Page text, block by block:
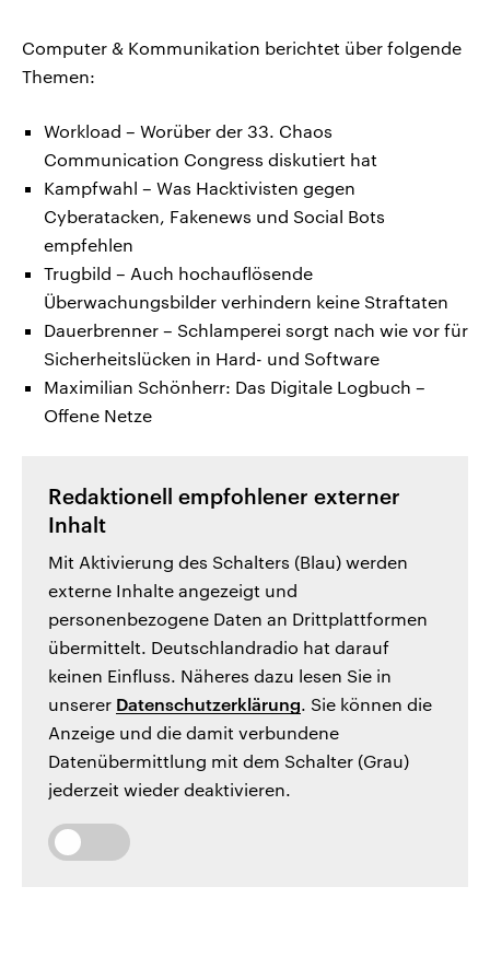
Computer & Kommunikation berichtet über folgende
Themen:
Workload – Worüber der 33. Chaos
Communication Congress diskutiert hat
Kampfwahl – Was Hacktivisten gegen
Cyberatacken, Fakenews und Social Bots
empfehlen
Trugbild – Auch hochauflösende
Überwachungsbilder verhindern keine Straftaten
Dauerbrenner – Schlamperei sorgt nach wie vor für
Sicherheitslücken in Hard- und Software
Maximilian Schönherr: Das Digitale Logbuch –
Offene Netze
Redaktionell empfohlener externer
Inhalt
Mit Aktivierung des Schalters (Blau) werden
externe Inhalte angezeigt und
personenbezogene Daten an Drittplattformen
übermittelt. Deutschlandradio hat darauf
keinen Einfluss. Näheres dazu lesen Sie in
unserer Datenschutzerklärung. Sie können die
Anzeige und die damit verbundene
Datenübermittlung mit dem Schalter (Grau)
jederzeit wieder deaktivieren.